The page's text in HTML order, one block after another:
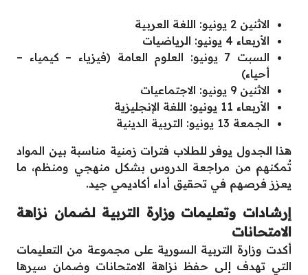
الاثنين 2 يونيو: اللغة العربية
الأربعاء 4 يونيو: الرياضيات
السبت 7 يونيو: العلوم العامة (فيزياء – كيمياء –
أحياء)
الاثنين 9 يونيو: الاجتماعيات
الأربعاء 11 يونيو: اللغة الإنجليزية
الجمعة 13 يونيو: التربية الدينية
هذا الجدول يوفر للطلاب فترات زمنية مناسبة بين المواد
تُمكنهم من مراجعة الدروس بشكل منهجي ومنظم، ما
يعزز فرصهم في تحقيق أداء أكاديمي جيد.
إرشادات وتعليمات وزارة التربية لضمان نزاهة
الامتحانات
أكدت وزارة التربية السورية على مجموعة من التعليمات
التي تهدف إلى حفظ نزاهة الامتحانات وضمان سيرها